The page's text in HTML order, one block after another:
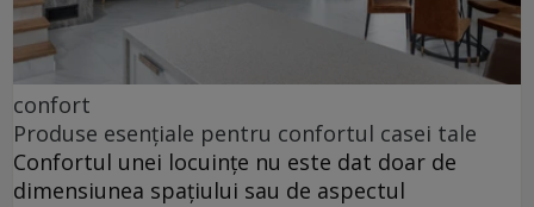
confort
Produse esențiale pentru confortul casei tale
Confortul unei locuințe nu este dat doar de
dimensiunea spațiului sau de aspectul